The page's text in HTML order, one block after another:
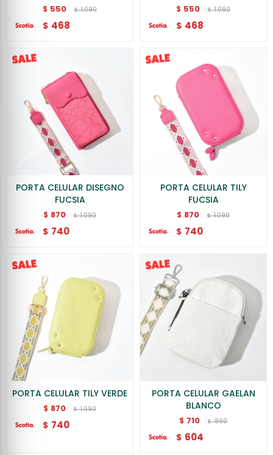
$ 550 $ 1.090
$ 468
$ 550 $ 1.090
$ 468
PORTA CELULAR DISEGNO
FUCSIA
$ 870 $ 1.090
$ 740
PORTA CELULAR TILY
FUCSIA
$ 870 $ 1.090
$ 740
PORTA CELULAR TILY VERDE
$ 870 $ 1.090
$ 740
PORTA CELULAR GAELAN
BLANCO
$ 710 $ 890
$ 604